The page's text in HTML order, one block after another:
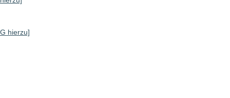
hierzu]